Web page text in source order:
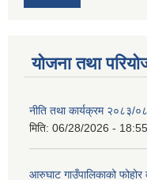
योजना तथा
नीति तथा कार्यक्रम २०८३/
मिति: 06/28/2026 - 18:55
आरुघाट गाउँपालिकाको